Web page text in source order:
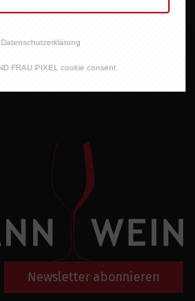
Newsletter abonnieren
Datenschutzerklärung
FRAU PIXEL cookie consent